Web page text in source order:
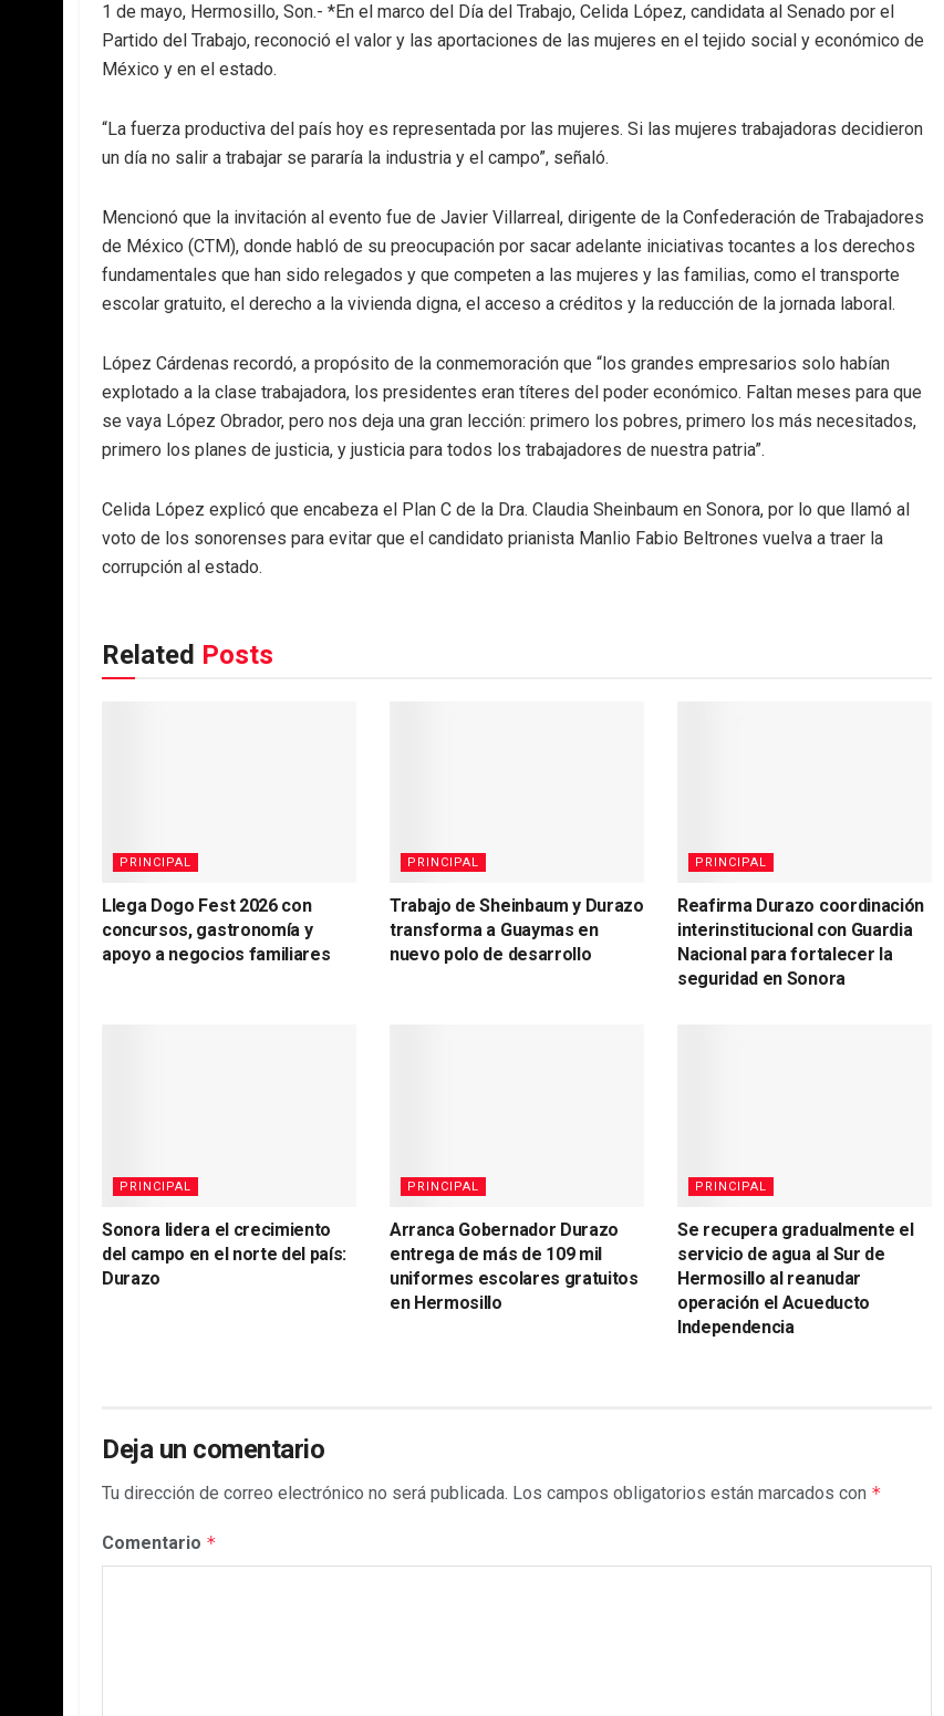
1 de mayo, Hermosillo, Son.- *En el marco del Día del Trabajo, Celida López, candidata al Senado por el
Partido del Trabajo, reconoció el valor y las aportaciones de las mujeres en el tejido social y económico de
México y en el estado.
“La fuerza productiva del país hoy es representada por las mujeres. Si las mujeres trabajadoras decidieron
un día no salir a trabajar se pararía la industria y el campo”, señaló.
Mencionó que la invitación al evento fue de Javier Villarreal, dirigente de la Confederación de Trabajadores
de México (CTM), donde habló de su preocupación por sacar adelante iniciativas tocantes a los derechos
fundamentales que han sido relegados y que competen a las mujeres y las familias, como el transporte
escolar gratuito, el derecho a la vivienda digna, el acceso a créditos y la reducción de la jornada laboral.
López Cárdenas recordó, a propósito de la conmemoración que “los grandes empresarios solo habían
explotado a la clase trabajadora, los presidentes eran títeres del poder económico. Faltan meses para que
se vaya López Obrador, pero nos deja una gran lección: primero los pobres, primero los más necesitados,
primero los planes de justicia, y justicia para todos los trabajadores de nuestra patria”.
Celida López explicó que encabeza el Plan C de la Dra. Claudia Sheinbaum en Sonora, por lo que llamó al
voto de los sonorenses para evitar que el candidato prianista Manlio Fabio Beltrones vuelva a traer la
corrupción al estado.
Related Posts
PRINCIPAL
Llega Dogo Fest 2026 con
concursos, gastronomía y
apoyo a negocios familiares
PRINCIPAL
Trabajo de Sheinbaum y Durazo
transforma a Guaymas en
nuevo polo de desarrollo
PRINCIPAL
Reafirma Durazo coordinación
interinstitucional con Guardia
Nacional para fortalecer la
seguridad en Sonora
PRINCIPAL
Sonora lidera el crecimiento
del campo en el norte del país:
Durazo
PRINCIPAL
Arranca Gobernador Durazo
entrega de más de 109 mil
uniformes escolares gratuitos
en Hermosillo
PRINCIPAL
Se recupera gradualmente el
servicio de agua al Sur de
Hermosillo al reanudar
operación el Acueducto
Independencia
Deja un comentario
Tu dirección de correo electrónico no será publicada. Los campos obligatorios están marcados con *
Comentario *